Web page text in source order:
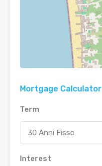
Mortgage Calculator
Term
30 Anni Fisso
Interest